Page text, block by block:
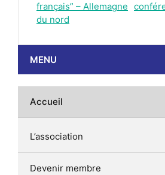
français” – Allemagne
du nord
MENU
Accueil
L’association
Devenir membre